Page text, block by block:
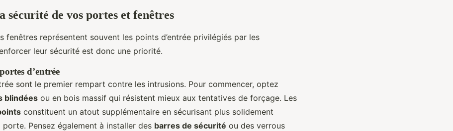
sécurité de vos portes et fenêtres
fenêtres représentent souvent les points d’entrée privilégiés par les
leur sécurité est donc une priorité.
d’entrée
sont le premier rempart contre les intrusions. Pour commencer, optez
blindées ou en bois massif qui résistent mieux aux tentatives de forçage. Les
constituent un atout supplémentaire en sécurisant plus solidement
porte. Pensez également à installer des barres de sécurité ou des verrous